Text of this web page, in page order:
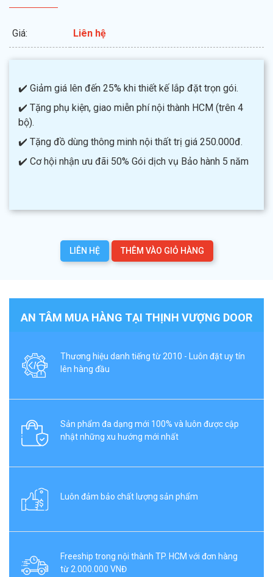
Giá: Liên hệ
✔️ Giảm giá lên đến 25% khi thiết kế lắp đặt trọn gói.
✔️ Tặng phụ kiện, giao miễn phí nội thành HCM (trên 4
bộ).
✔️ Tặng đồ dùng thông minh nội thất trị giá 250.000đ.
✔️ Cơ hội nhận ưu đãi 50% Gói dịch vụ Bảo hành 5 năm
LIÊN HỆ THÊM VÀO GIỎ HÀNG
AN TÂM MUA HÀNG TẠI THỊNH VƯỢNG DOOR
Thương hiệu danh tiếng từ 2010 - Luôn đặt uy tín
lên hàng đầu
Sản phẩm đa dạng mới 100% và luôn được cập
nhật những xu hướng mới nhất
Luôn đảm bảo chất lượng sản phẩm
Freeship trong nội thành TP. HCM với đơn hàng
từ 2.000.000 VNĐ